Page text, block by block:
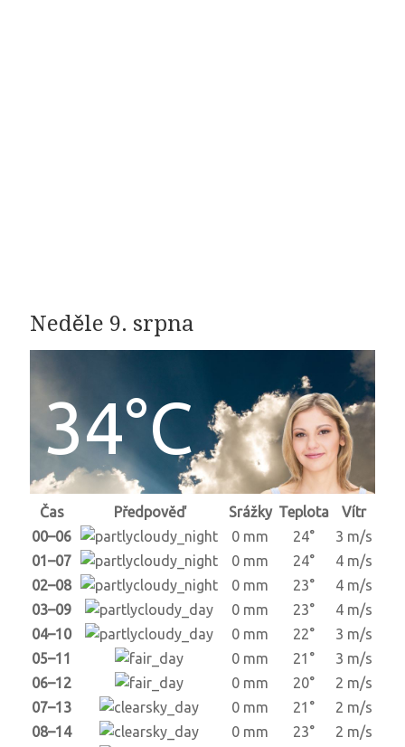
Neděle 9. srpna
34°C
Čas Předpověď Srážky Teplota
Vítr
00–06
0 mm 24°
3 m/s
01–07
0 mm 24°
4 m/s
02–08
0 mm 23°
4 m/s
03–09
0 mm 23°
4 m/s
04–10
0 mm 22°
3 m/s
05–11
0 mm 21°
3 m/s
06–12
0 mm 20°
2 m/s
07–13
0 mm 21°
2 m/s
08–14
0 mm 23°
2 m/s